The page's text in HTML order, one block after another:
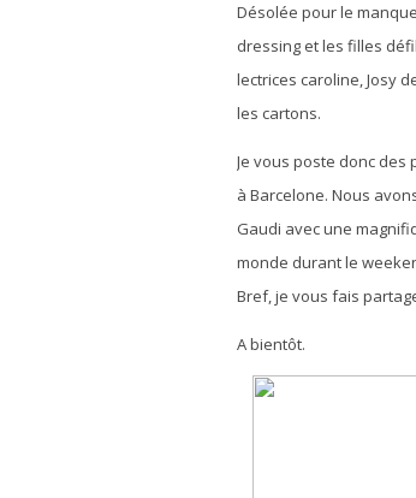
Désolée pour le
dressing et les filles
lectrices caroline, Josy
les cartons.
Je vous poste donc
à Barcelone. Nous
Gaudi avec une
monde durant le
Bref, je vous fais
A bientôt.